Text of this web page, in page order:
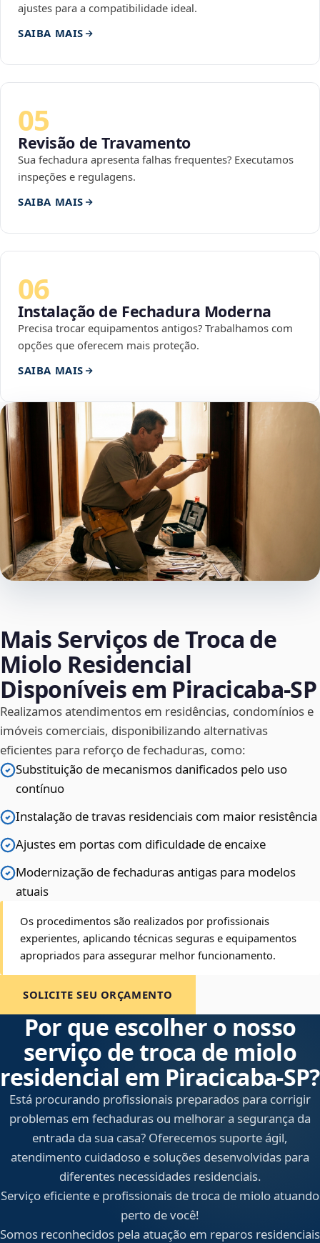
ajustes para a compatibilidade ideal.
SAIBA MAIS
05
Revisão de Travamento
Sua fechadura apresenta falhas frequentes? Executamos
inspeções e regulagens.
SAIBA MAIS
06
Instalação de Fechadura Moderna
Precisa trocar equipamentos antigos? Trabalhamos com
opções que oferecem mais proteção.
SAIBA MAIS
Mais Serviços de Troca de
Miolo Residencial
Disponíveis em Piracicaba‑SP
Realizamos atendimentos em residências, condomínios e
imóveis comerciais, disponibilizando alternativas
eficientes para reforço de fechaduras, como:
Substituição de mecanismos danificados pelo uso
contínuo
Instalação de travas residenciais com maior resistência
Ajustes em portas com dificuldade de encaixe
Modernização de fechaduras antigas para modelos
atuais
Os procedimentos são realizados por profissionais
experientes, aplicando técnicas seguras e equipamentos
apropriados para assegurar melhor funcionamento.
SOLICITE SEU ORÇAMENTO
Por que escolher o nosso
serviço de troca de miolo
residencial em Piracicaba‑SP?
Está procurando profissionais preparados para corrigir
problemas em fechaduras ou melhorar a segurança da
entrada da sua casa? Oferecemos suporte ágil,
atendimento cuidadoso e soluções desenvolvidas para
diferentes necessidades residenciais.
Serviço eficiente e profissionais de troca de miolo atuando
perto de você!
Somos reconhecidos pela atuação em reparos residenciais